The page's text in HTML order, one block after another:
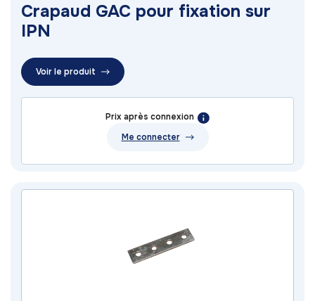
Crapaud GAC pour fixation sur
IPN
Voir le produit
Prix après connexion
Me connecter